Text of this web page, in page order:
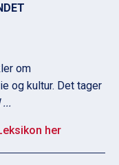
om
og kultur. Det tager
her